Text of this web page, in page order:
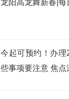
龙阳高龙舞新春|每
今起可预约！办
些事项要注意 焦点